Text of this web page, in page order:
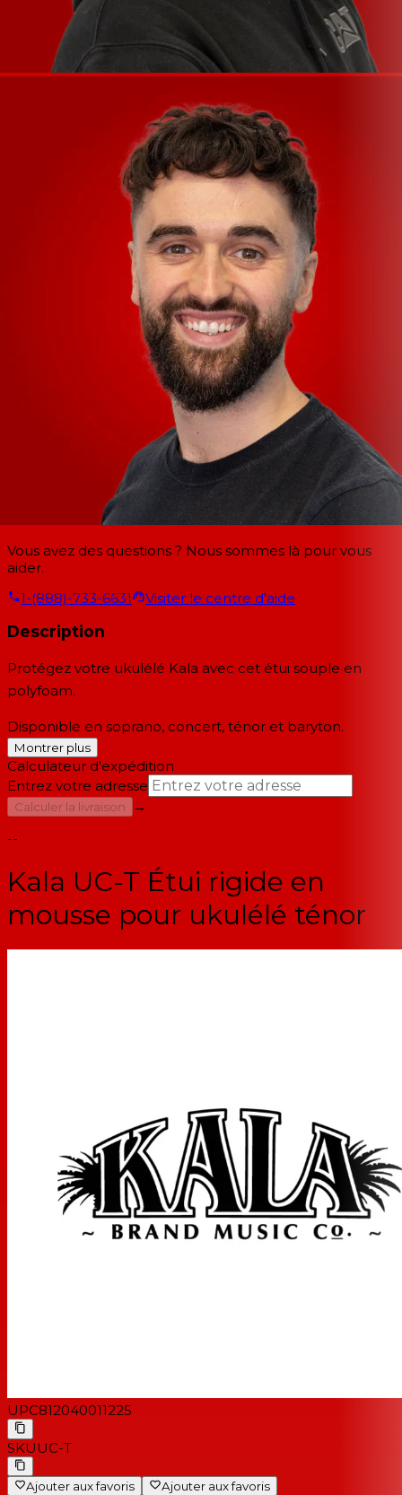
Vous avez des questions ? Nous sommes là pour vous
aider.
1-(888)-733-6631
Visiter le centre d'aide
Description
Protégez votre ukulélé Kala avec cet étui souple en
polyfoam.
Disponible en soprano, concert, ténor et baryton.
Montrer plus
Calculateur d'expédition
Entrez votre adresse
Calculer la livraison
→
--
Kala UC-T Étui rigide en
mousse pour ukulélé ténor
UPC812040011225
SKUUC-T
Ajouter aux favoris Ajouter aux favoris